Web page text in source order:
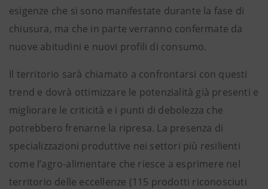
esigenze che si sono manifestate durante la fase di
chiusura, ma che in parte verranno confermate da
nuove abitudini e nuovi profili di consumo.
Il territorio sarà chiamato a confrontarsi con questi
trend e dovrà ottimizzare le potenzialità già presenti e
migliorare le criticità e i punti di debolezza che
potrebbero frenarne la ripresa. La presenza di
specializzazioni produttive nei settori più resilienti
come l’agro-alimentare che riesce a esprimere nel
territorio delle eccellenze (115 prodotti riconosciuti